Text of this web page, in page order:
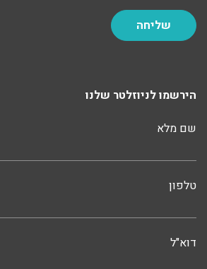
הירשמו לניוזלטר שלנו
שם מלא
טלפון
דוא"ל